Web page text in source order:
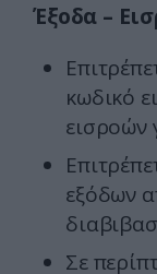
Έξοδα –
κωδικό
εισροών
εξόδων
Σε